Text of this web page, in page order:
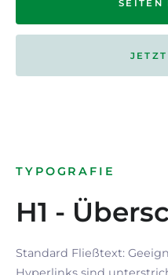
SEITEN
TYPOGRAFIE
H1 -
Standard Fließtext: